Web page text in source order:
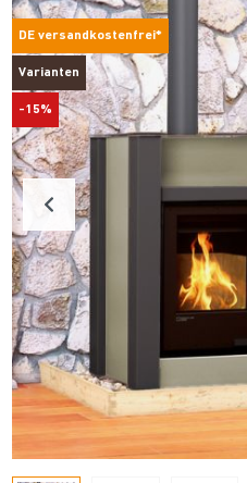
DE versandkostenfrei*
Varianten
-15%